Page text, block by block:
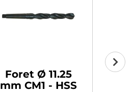
Foret Ø 11.25
mm CM1 - HSS